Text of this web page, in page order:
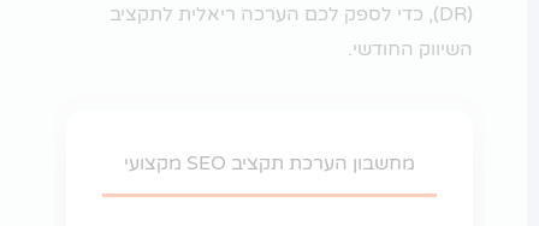
(DR), כדי לספק לכם הערכה ריאלית לתקציב
השיווק החודשי.
מחשבון הערכת תקציב SEO מקצועי